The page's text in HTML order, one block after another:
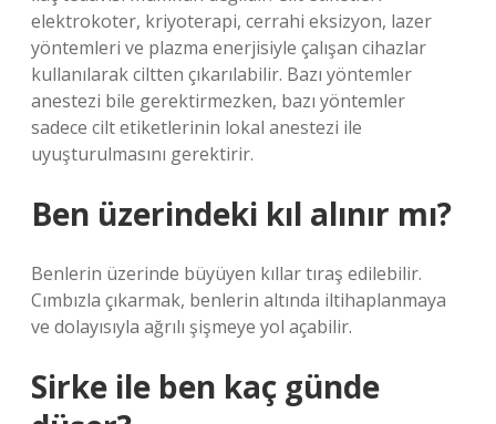
elektrokoter, kriyoterapi, cerrahi eksizyon, lazer
yöntemleri ve plazma enerjisiyle çalışan cihazlar
kullanılarak ciltten çıkarılabilir. Bazı yöntemler
anestezi bile gerektirmezken, bazı yöntemler
sadece cilt etiketlerinin lokal anestezi ile
uyuşturulmasını gerektirir.
Ben üzerindeki kıl alınır mı?
Benlerin üzerinde büyüyen kıllar tıraş edilebilir.
Cımbızla çıkarmak, benlerin altında iltihaplanmaya
ve dolayısıyla ağrılı şişmeye yol açabilir.
Sirke ile ben kaç günde